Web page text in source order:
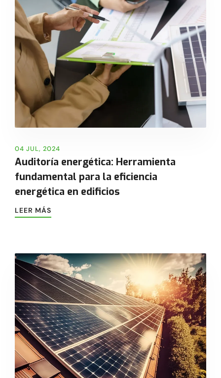
04 JUL, 2024
Auditoría energética: Herramienta
fundamental para la eficiencia
energética en edificios
LEER MÁS